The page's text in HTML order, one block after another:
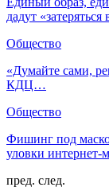
дадут
Общество
«Думайте сами,
КДЦ…
Общество
Фишинг под
уловки интернет-
пред. след.